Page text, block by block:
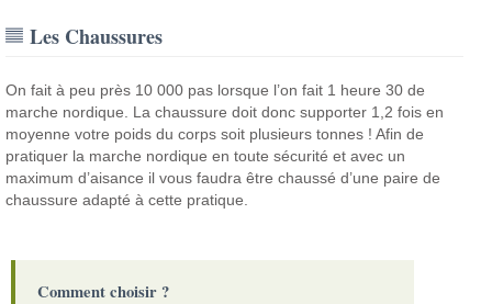
Les Chaussures
On fait à peu près 10 000 pas lorsque l’on fait 1 heure 30 de
marche nordique. La chaussure doit donc supporter 1,2 fois en
moyenne votre poids du corps soit plusieurs tonnes ! Afin de
pratiquer la marche nordique en toute sécurité et avec un
maximum d’aisance il vous faudra être chaussé d’une paire de
chaussure adapté à cette pratique.
Comment choisir ?